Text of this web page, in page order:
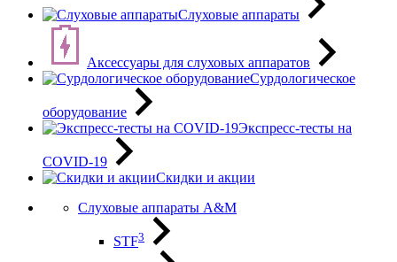
Слуховые аппараты
Аксессуары для слуховых аппаратов
Сурдологическое
оборудование
Экспресс-тесты на
COVID-19
Скидки и акции
Слуховые аппараты A&M
STF3